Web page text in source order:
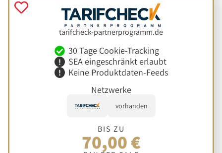
tarifcheck-partnerprogramm.de
30 Tage Cookie-Tracking
SEA eingeschränkt erlaubt
Keine Produktdaten-Feeds
Netzwerke
vorhanden
BIS ZU
70,00 €